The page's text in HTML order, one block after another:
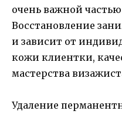
очень важной частью
Восстановление
и зависит от
кожи клиентки,
мастерства
Удаление